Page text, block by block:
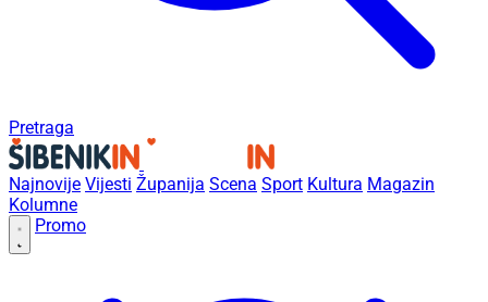
Pretraga
Najnovije Vijesti Županija Scena Sport Kultura Magazin
Kolumne
Promo